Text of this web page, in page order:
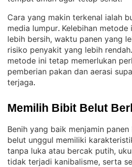
Cara yang makin terkenal ialah
media lumpur. Kelebihan
lebih bersih, waktu panen yang
risiko penyakit yang lebih rendah.
metode ini tetap memerlukan
pemberian pakan dan aerasi
terjaga.
Memilih Bibit Belut
Benih yang baik menjamin
belut unggul memiliki
tanpa luka atau bercak putih,
tidak terjadi kanibalisme, serta